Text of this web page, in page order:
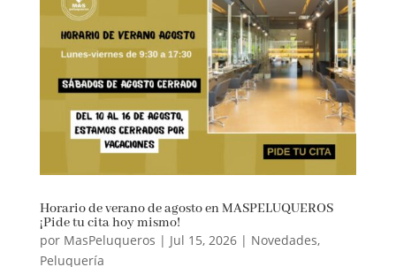
Horario de verano de agosto en MASPELUQUEROS
¡Pide tu cita hoy mismo!
por MasPeluqueros | Jul 15, 2026| Novedades,
Peluquería